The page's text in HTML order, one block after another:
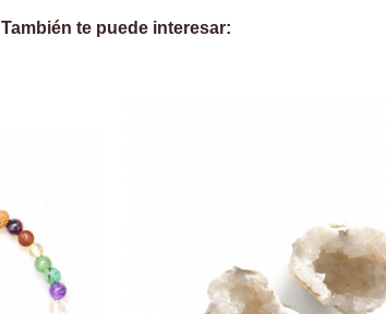
También te puede interesar: